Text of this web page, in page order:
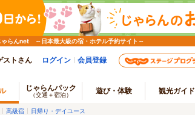
らんnet ～日本最大級の宿・ホテル予約サイト～
ストさん ログイン 会員登録
じゃらんパック
（交通＋宿泊） 遊び・体験 観光ガイド
高級宿 日帰り・デイユース